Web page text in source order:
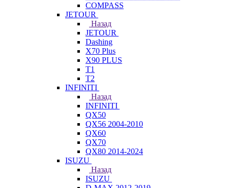
COMPASS
JETOUR
Назад
JETOUR
Dashing
X70 Plus
X90 PLUS
T1
T2
INFINITI
Назад
INFINITI
QX50
QX56 2004-2010
QX60
QX70
QX80 2014-2024
ISUZU
Назад
ISUZU